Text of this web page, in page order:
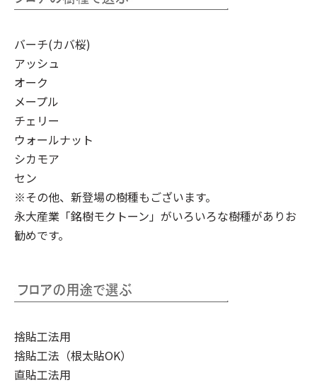
バーチ(カバ桜)
アッシュ
オーク
メープル
チェリー
ウォールナット
シカモア
セン
※その他、新登場の樹種もございます。
永大産業「銘樹モクトーン」 がいろいろな樹種がありお
勧めです。
捨貼工法用
捨貼工法（根太貼OK）
直貼工法用